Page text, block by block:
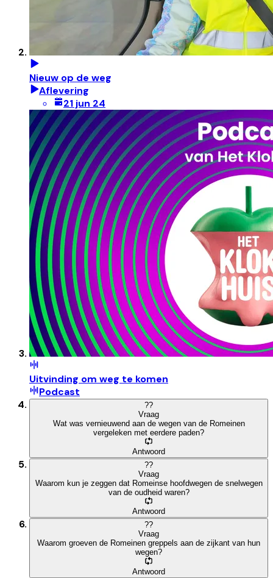
Nieuw op de weg
Aflevering
21 jun 24
Uitvinding om weg te komen
Podcast
??
Vraag
Wat was vernieuwend aan de wegen van de Romeinen
vergeleken met eerdere paden?
Antwoord
??
Vraag
Waarom kun je zeggen dat Romeinse hoofdwegen de snelwegen
van de oudheid waren?
Antwoord
??
Vraag
Waarom groeven de Romeinen greppels aan de zijkant van hun
wegen?
Antwoord